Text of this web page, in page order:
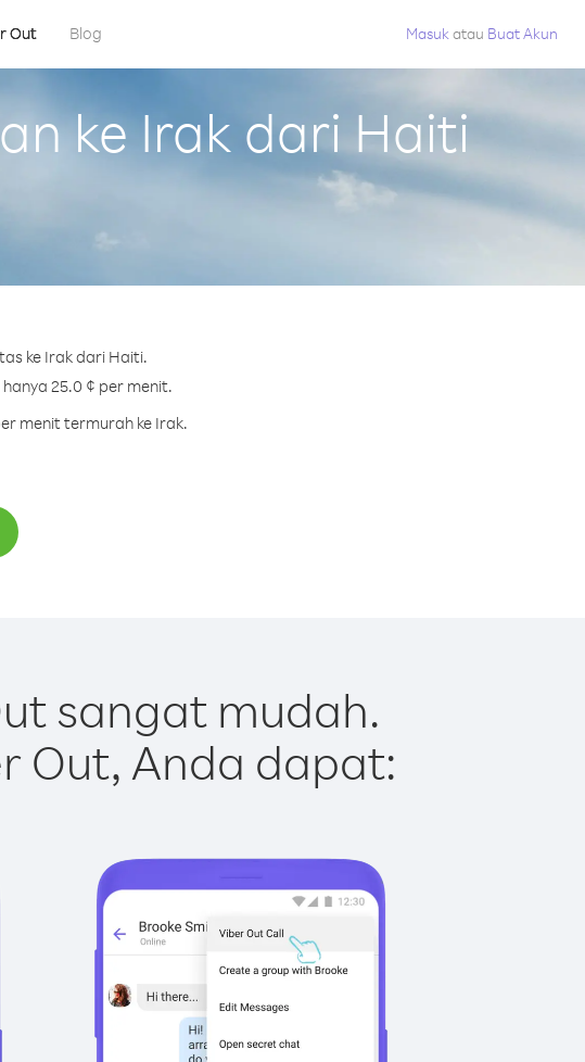
Out Blog Masuk atau Buat Akun
ke Irak dari Haiti
ke Irak dari Haiti.
25.0 ¢ per menit.
menit termurah ke Irak.
sangat mudah.
Out, Anda dapat: